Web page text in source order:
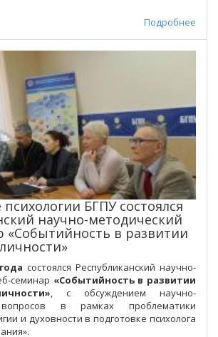
Подробнее
БГПУ состоялся
научно-методический
«Событийность в развитии
состоялся Республиканский научно-
семинар «Событийность в развитии
», с обсуждением научно-
вопросов в рамках проблематики
и духовности в подготовке психолога